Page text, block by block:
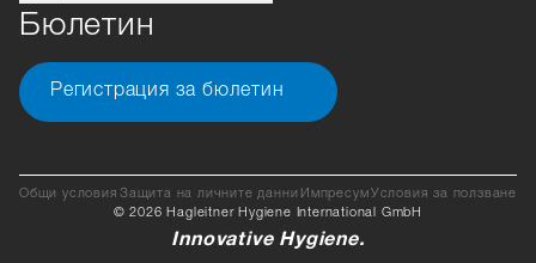
Бюлетин
Регистрация за бюлетин
Общи условия Защита на личните данни ИмпресумУсловия за ползване
© 2026 Hagleitner Hygiene International GmbH
Innovative Hygiene.